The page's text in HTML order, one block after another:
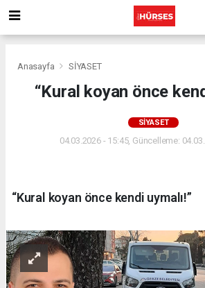
Anasayfa SİYASET
“Kural koyan önce
SİYASET
04.03.2026 - 15:45, Güncelleme:
“Kural koyan önce kendi uymalı!”